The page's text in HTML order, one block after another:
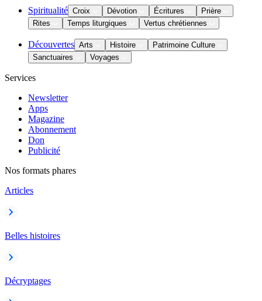
Spiritualité Croix Dévotion Écritures
Prière
Rites
Temps liturgiques Vertus chrétiennes
Découvertes Arts Histoire
Patrimoine Culture
Sanctuaires
Voyages
Services
Newsletter
Apps
Magazine
Abonnement
Don
Publicité
Nos formats phares
Articles
Belles histoires
Décryptages